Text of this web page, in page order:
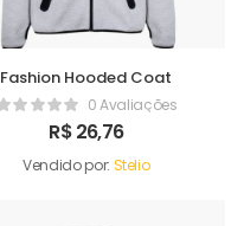
Fashion Hooded Coat
0 Avaliações
R$26,76
Vendido por: Stelio